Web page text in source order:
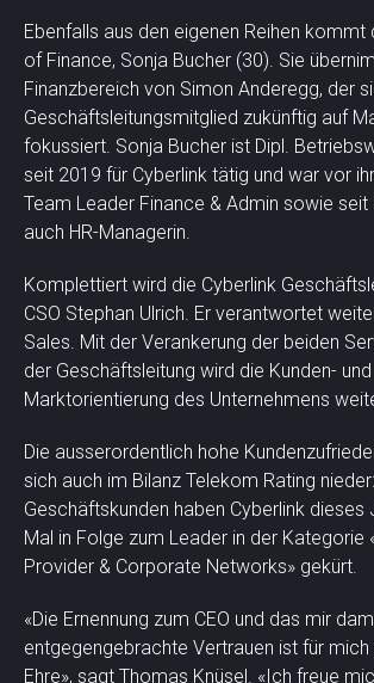
Ebenfalls aus den eigenen Reihen kommt
of Finance, Sonja Bucher (30). Sie
Finanzbereich von Simon Anderegg, der
Geschäftsleitungsmitglied zukünftig auf
fokussiert. Sonja Bucher ist Dipl.
seit 2019 für Cyberlink tätig und war vor
Team Leader Finance & Admin sowie seit
auch HR-Managerin.
Komplettiert wird die Cyberlink
CSO Stephan Ulrich. Er verantwortet
Sales. Mit der Verankerung der beiden
der Geschäftsleitung wird die Kunden- und
Marktorientierung des Unternehmens
Die ausserordentlich hohe
sich auch im Bilanz Telekom Rating nieder:
Geschäftskunden haben Cyberlink dieses
Mal in Folge zum Leader in der Kategorie
Provider & Corporate Networks» gekürt.
«Die Ernennung zum CEO und das mir
entgegengebrachte Vertrauen ist für
Ehre», sagt Thomas Knüsel. «Ich freue